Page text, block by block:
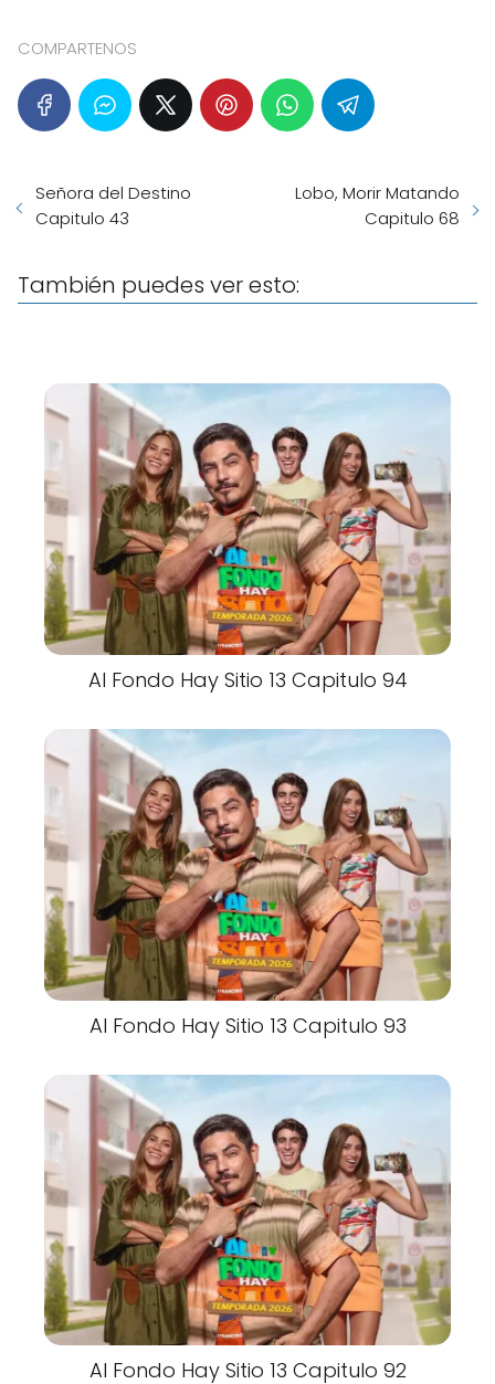
COMPARTENOS
Señora del Destino
Capitulo 43
Lobo, Morir Matando
Capitulo 68
También puedes ver esto:
Al Fondo Hay Sitio 13 Capitulo 94
Al Fondo Hay Sitio 13 Capitulo 93
Al Fondo Hay Sitio 13 Capitulo 92